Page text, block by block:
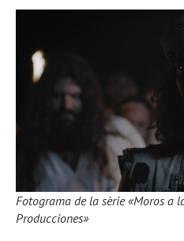
Fotograma de la sèrie «Moros a
Producciones»